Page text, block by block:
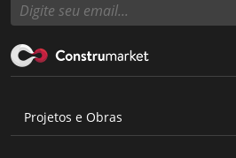
Projetos e Obras